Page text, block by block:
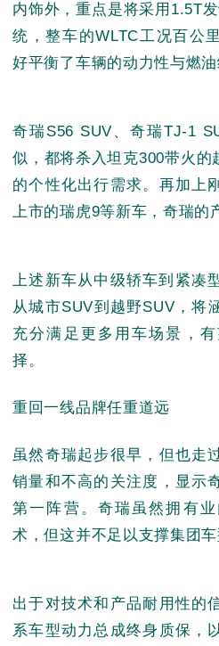
内饰外，重点是将采用1.5T
统，整车的WLTC工况百公
好平衡了车辆的动力性与燃油
奇瑞S56 SUV、奇瑞TJ-1
似，都将杀入坦克300带火的
的个性化出行需求。再加上
上市的瑞虎9等新车，奇瑞的
上述新车从中级轿车到紧凑
从城市SUV到越野SUV，将
充分满足更多用车场景，
择。
重回一线品牌任重道远
虽然奇瑞起步很早，但也走
销量和不高的关注度，显示
第一阵营。奇瑞虽然拥有
术，但这并不足以支撑集团车
出于对技术和产品耐用性的
系车型动力总成终身质保，